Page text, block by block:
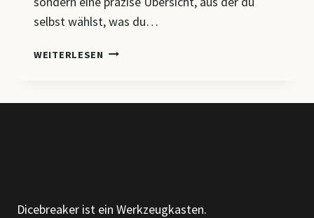
selbst wählst, was du…
WEITERLESEN LEKTORAT-
Dicebreaker ist ein Werkzeugkasten.